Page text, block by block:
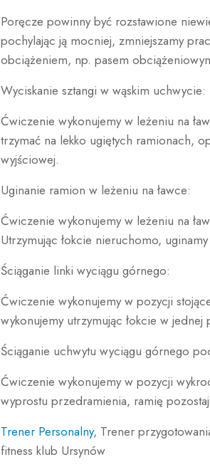
Poręcze powinny być rozstawione
pochylając ją mocniej, zmniejszamy
obciążeniem, np. pasem
Wyciskanie sztangi w wąskim uchwycie:
Ćwiczenie wykonujemy w leżeniu na
trzymać na lekko ugiętych ramionach,
wyjściowej.
Uginanie ramion w leżeniu na ławce:
Ćwiczenie wykonujemy w leżeniu na
Utrzymując łokcie nieruchomo,
Ściąganie linki wyciągu górnego:
Ćwiczenie wykonujemy w pozycji
wykonujemy utrzymując łokcie w
Ściąganie uchwytu wyciągu górnego
Ćwiczenie wykonujemy w pozycji
wyprostu przedramienia, ramię
Trener Personalny, Trener
fitness klub Ursynów